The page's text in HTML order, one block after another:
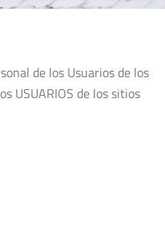
de los Usuarios de los
USUARIOS de los sitios